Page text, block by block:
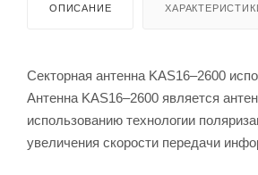
ОПИСАНИЕ
Секторная антенна KAS16–2600
Антенна KAS16–2600 является
использованию технологии
увеличения скорости передачи